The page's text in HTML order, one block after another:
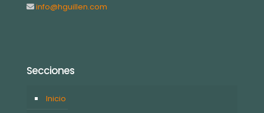
info@hguillen.com
Secciones
Inicio